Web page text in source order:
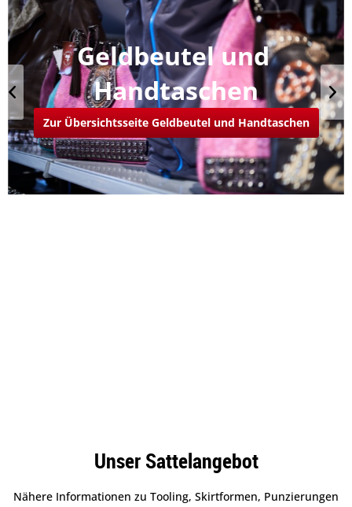
Unser Sattelangebot
Nähere Informationen zu Tooling, Skirtformen, Punzierungen
Geldbeutel und
Handtaschen
Zur Übersichtsseite Geldbeutel und Handtaschen